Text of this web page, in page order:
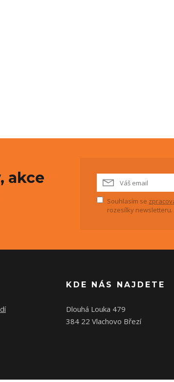
akce
Souhlasím se
rozesílky newsletteru.
KDE NÁS NAJDETE
Dlouhá Louka 479
384 22 Vlachovo Březí